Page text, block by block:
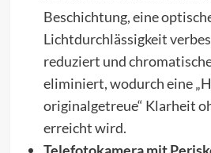
Beschichtung, eine
Lichtdurchlässigkeit
reduziert und
eliminiert, wodurch eine
originalgetreue“ Klarheit
erreicht wird.